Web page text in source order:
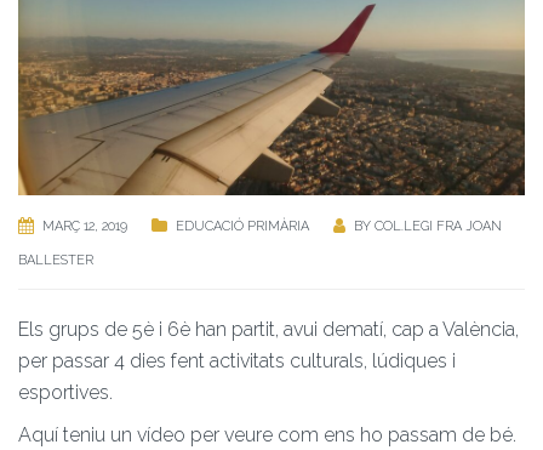
MARÇ 12, 2019 EDUCACIÓ PRIMÀRIA BY COL.LEGI FRA JOAN
BALLESTER
Els grups de 5è i 6è han partit, avui dematí, cap a València,
per passar 4 dies fent activitats culturals, lúdiques i
esportives.
Aquí teniu un vídeo per veure com ens ho passam de bé.